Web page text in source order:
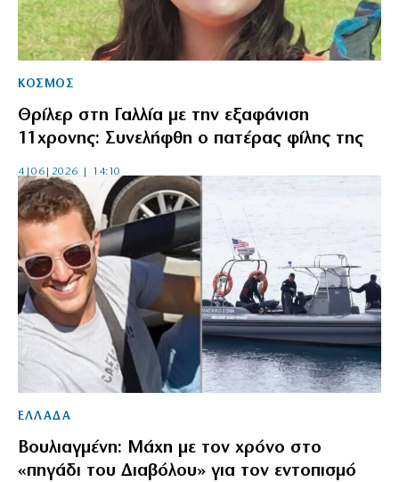
ΚΟΣΜΟΣ
Θρίλερ στη Γαλλία με την εξαφάνιση
11χρονης: Συνελήφθη ο πατέρας φίλης της
4|06|2026 | 14:10
ΕΛΛΑΔΑ
Βουλιαγμένη: Μάχη με τον χρόνο στο
«πηγάδι του Διαβόλου» για τον εντοπισμό